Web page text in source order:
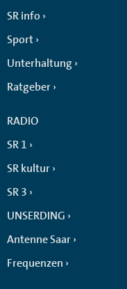
SR info
Sport
Unterhaltung
Ratgeber
RADIO
SR 1
SR kultur
SR 3
UNSERDING
Antenne Saar
Frequenzen